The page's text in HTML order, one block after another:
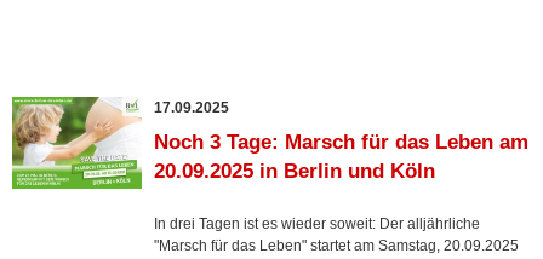
17.09.2025
Noch 3 Tage: Marsch für das Leben am
20.09.2025 in Berlin und Köln
In drei Tagen ist es wieder soweit: Der alljährliche
"Marsch für das Leben" startet am Samstag, 20.09.2025